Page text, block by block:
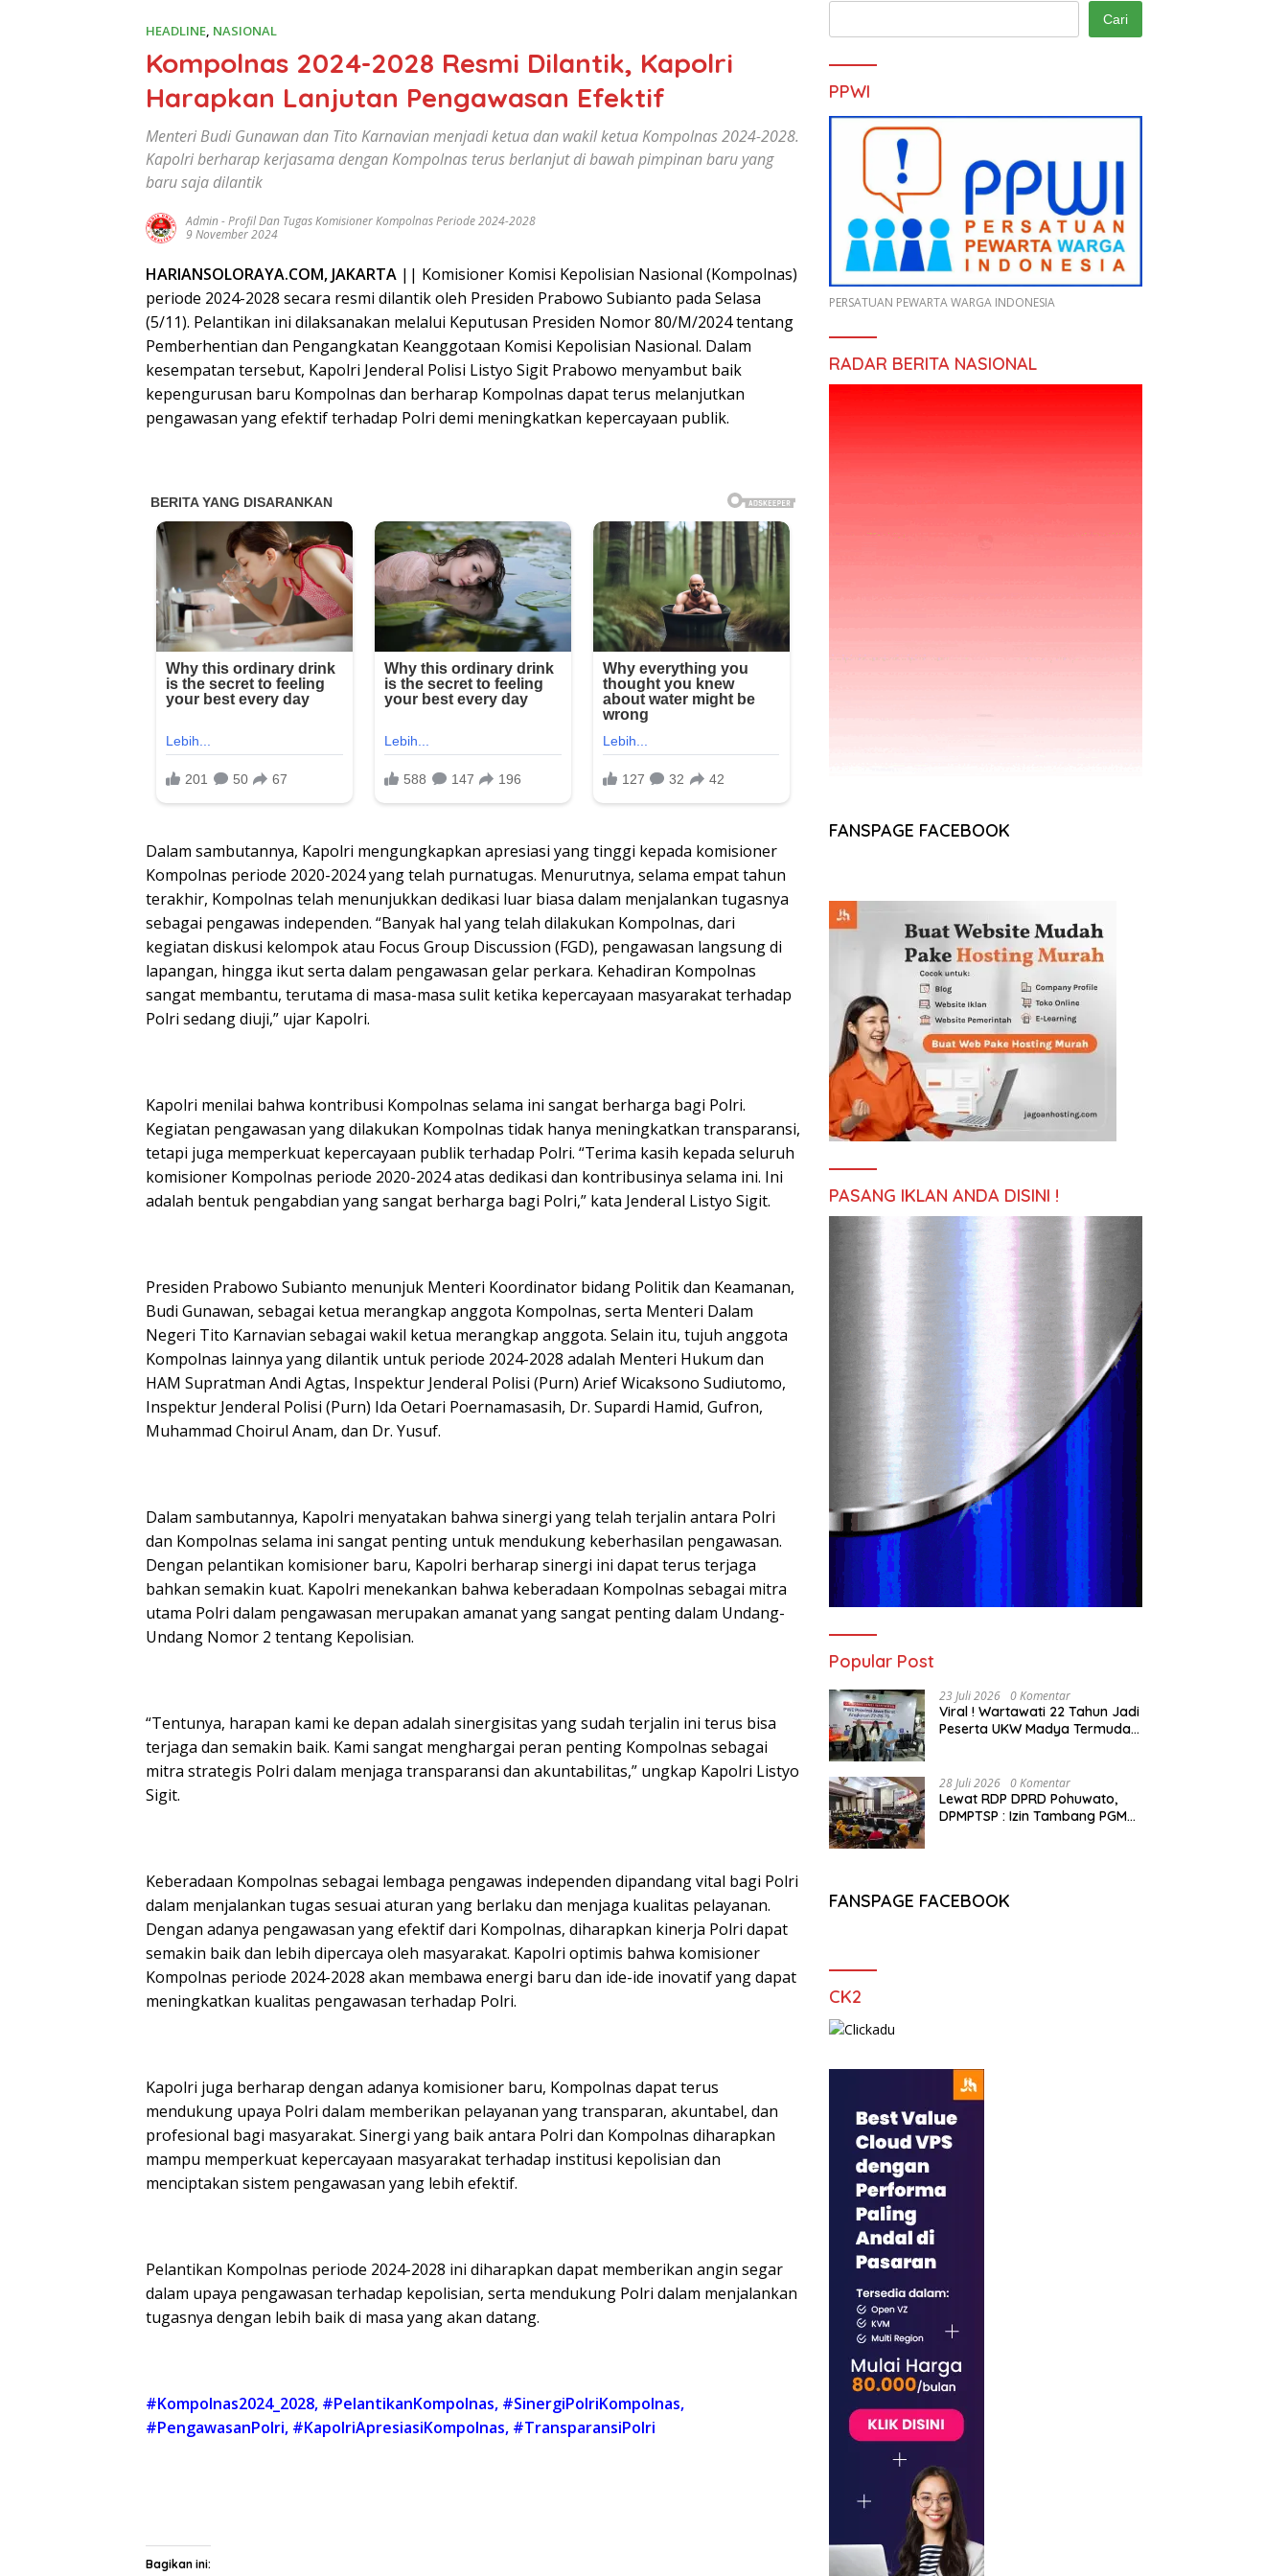
HEADLINE, NASIONAL
Kompolnas 2024-2028 Resmi Dilantik, Kapolri
Harapkan Lanjutan Pengawasan Efektif
Menteri Budi Gunawan dan Tito Karnavian menjadi ketua dan wakil ketua Kompolnas 2024-2028.
Kapolri berharap kerjasama dengan Kompolnas terus berlanjut di bawah pimpinan baru yang
baru saja dilantik
Admin-Profil Dan Tugas Komisioner Kompolnas Periode 2024-2028
9 November 2024
HARIANSOLORAYA.COM, JAKARTA || Komisioner Komisi Kepolisian Nasional (Kompolnas)
periode 2024-2028 secara resmi dilantik oleh Presiden Prabowo Subianto pada Selasa
(5/11). Pelantikan ini dilaksanakan melalui Keputusan Presiden Nomor 80/M/2024 tentang
Pemberhentian dan Pengangkatan Keanggotaan Komisi Kepolisian Nasional. Dalam
kesempatan tersebut, Kapolri Jenderal Polisi Listyo Sigit Prabowo menyambut baik
kepengurusan baru Kompolnas dan berharap Kompolnas dapat terus melanjutkan
pengawasan yang efektif terhadap Polri demi meningkatkan kepercayaan publik.
Dalam sambutannya, Kapolri mengungkapkan apresiasi yang tinggi kepada komisioner
Kompolnas periode 2020-2024 yang telah purnatugas. Menurutnya, selama empat tahun
terakhir, Kompolnas telah menunjukkan dedikasi luar biasa dalam menjalankan tugasnya
sebagai pengawas independen. “Banyak hal yang telah dilakukan Kompolnas, dari
kegiatan diskusi kelompok atau Focus Group Discussion (FGD), pengawasan langsung di
lapangan, hingga ikut serta dalam pengawasan gelar perkara. Kehadiran Kompolnas
sangat membantu, terutama di masa-masa sulit ketika kepercayaan masyarakat terhadap
Polri sedang diuji,” ujar Kapolri.
Kapolri menilai bahwa kontribusi Kompolnas selama ini sangat berharga bagi Polri.
Kegiatan pengawasan yang dilakukan Kompolnas tidak hanya meningkatkan transparansi,
tetapi juga memperkuat kepercayaan publik terhadap Polri. “Terima kasih kepada seluruh
komisioner Kompolnas periode 2020-2024 atas dedikasi dan kontribusinya selama ini. Ini
adalah bentuk pengabdian yang sangat berharga bagi Polri,” kata Jenderal Listyo Sigit.
Presiden Prabowo Subianto menunjuk Menteri Koordinator bidang Politik dan Keamanan,
Budi Gunawan, sebagai ketua merangkap anggota Kompolnas, serta Menteri Dalam
Negeri Tito Karnavian sebagai wakil ketua merangkap anggota. Selain itu, tujuh anggota
Kompolnas lainnya yang dilantik untuk periode 2024-2028 adalah Menteri Hukum dan
HAM Supratman Andi Agtas, Inspektur Jenderal Polisi (Purn) Arief Wicaksono Sudiutomo,
Inspektur Jenderal Polisi (Purn) Ida Oetari Poernamasasih, Dr. Supardi Hamid, Gufron,
Muhammad Choirul Anam, dan Dr. Yusuf.
Dalam sambutannya, Kapolri menyatakan bahwa sinergi yang telah terjalin antara Polri
dan Kompolnas selama ini sangat penting untuk mendukung keberhasilan pengawasan.
Dengan pelantikan komisioner baru, Kapolri berharap sinergi ini dapat terus terjaga
bahkan semakin kuat. Kapolri menekankan bahwa keberadaan Kompolnas sebagai mitra
utama Polri dalam pengawasan merupakan amanat yang sangat penting dalam Undang-
Undang Nomor 2 tentang Kepolisian.
“Tentunya, harapan kami ke depan adalah sinergisitas yang sudah terjalin ini terus bisa
terjaga dan semakin baik. Kami sangat menghargai peran penting Kompolnas sebagai
mitra strategis Polri dalam menjaga transparansi dan akuntabilitas,” ungkap Kapolri Listyo
Sigit.
Keberadaan Kompolnas sebagai lembaga pengawas independen dipandang vital bagi Polri
dalam menjalankan tugas sesuai aturan yang berlaku dan menjaga kualitas pelayanan.
Dengan adanya pengawasan yang efektif dari Kompolnas, diharapkan kinerja Polri dapat
semakin baik dan lebih dipercaya oleh masyarakat. Kapolri optimis bahwa komisioner
Kompolnas periode 2024-2028 akan membawa energi baru dan ide-ide inovatif yang dapat
meningkatkan kualitas pengawasan terhadap Polri.
Kapolri juga berharap dengan adanya komisioner baru, Kompolnas dapat terus
mendukung upaya Polri dalam memberikan pelayanan yang transparan, akuntabel, dan
profesional bagi masyarakat. Sinergi yang baik antara Polri dan Kompolnas diharapkan
mampu memperkuat kepercayaan masyarakat terhadap institusi kepolisian dan
menciptakan sistem pengawasan yang lebih efektif.
Pelantikan Kompolnas periode 2024-2028 ini diharapkan dapat memberikan angin segar
dalam upaya pengawasan terhadap kepolisian, serta mendukung Polri dalam menjalankan
tugasnya dengan lebih baik di masa yang akan datang.
#Kompolnas2024_2028, #PelantikanKompolnas, #SinergiPolriKompolnas,
#PengawasanPolri, #KapolriApresiasiKompolnas, #TransparansiPolri
Bagikan ini:
Cari
PPWI
PERSATUAN PEWARTA WARGA INDONESIA
RADAR BERITA NASIONAL
FANSPAGE FACEBOOK
PASANG IKLAN ANDA DISINI !
Popular Post
23 Juli 2026 0 Komentar
Viral ! Wartawati 22 Tahun Jadi
Peserta UKW Madya Termuda
28 Juli 2026 0 Komentar
Lewat RDP DPRD Pohuwato,
DPMPTSP : Izin Tambang PGM
FANSPAGE FACEBOOK
CK2